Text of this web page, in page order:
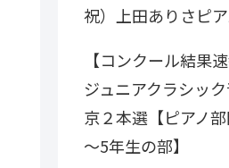
祝）上田ありさピ
【コンクール結果
ジュニアクラシッ
京２本選【ピアノ
～5年生の部】